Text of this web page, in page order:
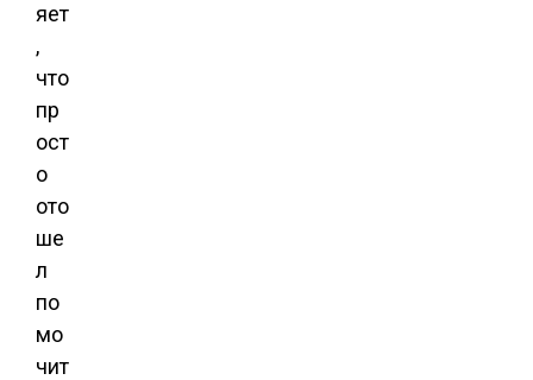
яет
,
что
пр
ост
о
ото
ше
л
по
мо
чит